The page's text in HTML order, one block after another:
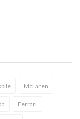
McLaren
Ferrari